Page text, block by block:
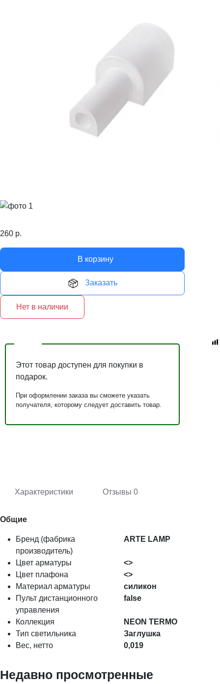
260 р.
В корзину
Заказать
Нет в наличии
Этот товар доступен для покупки в
подарок.
При оформлении заказа вы сможете указать
получателя, которому следует доставить товар.
Характеристики Отзывы 0
Общие
Бренд (фабрика
производитель)
ARTE LAMP
Цвет арматуры
<>
Цвет плафона
<>
Материал арматуры
силикон
Пульт дистанционного
управления
false
Коллекция
NEON TERMO
Тип светильника
Заглушка
Вес, нетто
0,019
Недавно просмотренные